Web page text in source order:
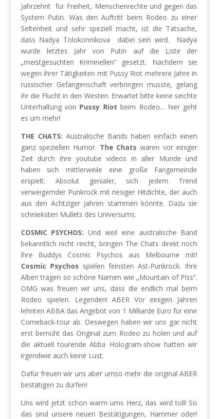
Jahrzehnt für Freiheit, Menschenrechte und gegen das
System Putin. Was den Auftritt beim Rodeo zu einer
Seltenheit und sehr speziell macht, ist die Tatsache,
dass Nadya Tolokonnikova
dabei sein wird.
Nadya
wurde letztes Jahr von Putin auf die Liste der
„meistgesuchten Kriminellen“ gesetzt. Nachdem sie
wegen ihrer Tätigkeiten mit Pussy Riot mehrere Jahre in
russischer Gefangenschaft verbringen musste, gelang
ihr die Flucht in den Westen. Erwartet bitte keine seichte
Unterhaltung von Pussy Riotbeim Rodeo… hier geht
es um mehr!
THE CHATS: Australische Bands haben einfach einen
ganz speziellen Humor. The Chatswaren vor einiger
Zeit durch ihre youtube videos in aller Munde und
haben sich mittlerweile eine große Fangemeinde
erspielt. Absolut genialer, sich jedem Trend
verweigernder Punkrock mit riesiger Hitdichte, der auch
aus den Achtziger Jahren stammen könnte. Dazu sie
schnieksten Mullets des Universums.
COSMIC PSYCHOS:Und weil eine australische Band
bekanntlich nicht reicht, bringen The Chats direkt noch
ihre Buddys Cosmic Psychos aus Melbourne mit!
Cosmic Psychos spielen feinsten Ast-Punkrock. Ihre
Alben tragen so schöne Namen wie „Mountain of Piss“.
OMG was freuen wir uns, dass die endlich mal beim
Rodeo spielen. Legenden! ABER Vor einigen Jahren
lehnten ABBA das Angebot von 1 Milliarde Euro für eine
Comeback-tour ab. Deswegen haben wir uns gar nicht
erst bemüht das Original zum Rodeo zu holen und auf
die aktuell tourende Abba Hologram-show hatten wir
irgendwie auch keine Lust.
Dafür freuen wir uns aber umso mehr die original ABER
bestätigen zu dürfen!
Uns wird jetzt schon warm ums Herz, das wird toll! So
das sind unsere neuen Bestätigungen, Hammer oder!